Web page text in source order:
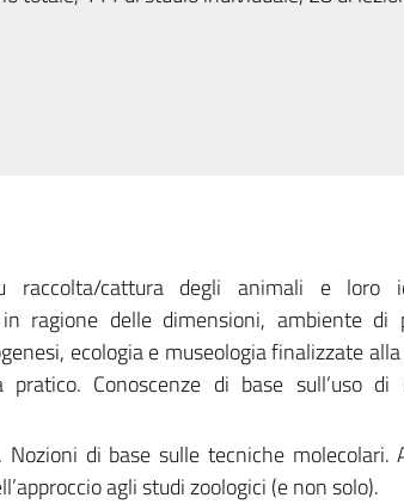
raccolta/cattura degli animali e loro
ragione delle dimensioni, ambiente di
ecologia e museologia finalizzate
Conoscenze di base sull’uso di
di base sulle tecniche molecolari.
agli studi zoologici (e non solo).